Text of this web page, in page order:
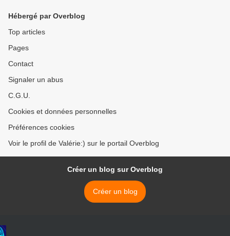
Hébergé par Overblog
Top articles
Pages
Contact
Signaler un abus
C.G.U.
Cookies et données personnelles
Préférences cookies
Voir le profil de Valérie:) sur le portail Overblog
Créer un blog sur Overblog
Créer un blog